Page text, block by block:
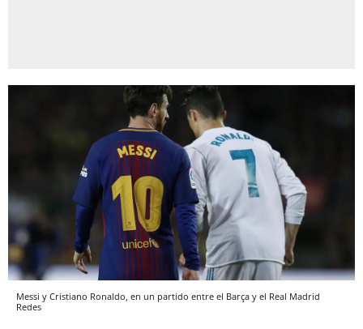
Messi y Cristiano Ronaldo, en un partido entre el Barça y el Real Madrid
Redes